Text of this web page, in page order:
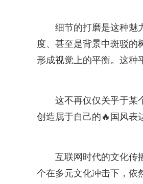
细节的打磨是这种魅
度、甚至是背景中斑驳的
形成视觉上的平衡。这种
这不再仅仅关乎于某
创造属于自己的🔥国风表
互联网时代的文化传
个在多元文化冲击下，依